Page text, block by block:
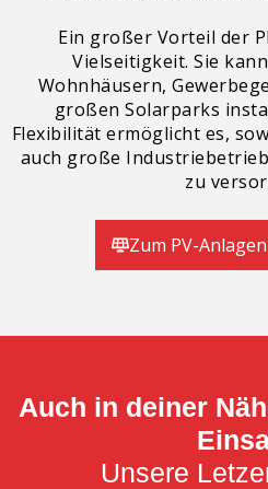
Ein großer Vorteil der
Vielseitigkeit. Sie
Wohnhäusern,
großen Solarparks
Flexibilität ermöglicht es,
auch große
zu
Zum PV-
Auch in deiner
Unsere